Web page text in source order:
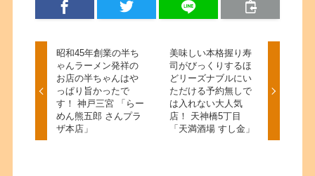
昭和45年創業の半ち
ゃんラーメン発祥の
お店の半ちゃんはや
っぱり旨かったで
す！ 神戸三宮 「らー
めん熊五郎 さんプラ
ザ本店」
美味しい本格握り寿
司がびっくりするほ
どリーズナブルにい
ただける予約無しで
は入れない大人気
店！ 天神橋5丁目
「天満酒場 すし金」